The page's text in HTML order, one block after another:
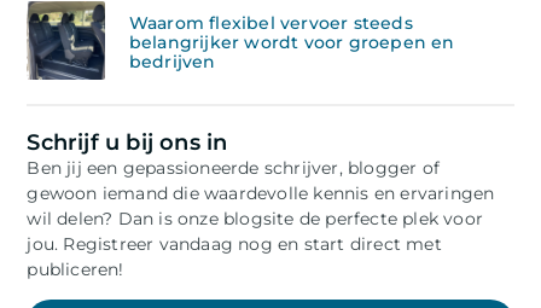
Waarom flexibel vervoer steeds
belangrijker wordt voor groepen en
bedrijven
Schrijf u bij ons in
Ben jij een gepassioneerde schrijver, blogger of
gewoon iemand die waardevolle kennis en ervaringen
wil delen? Dan is onze blogsite de perfecte plek voor
jou. Registreer vandaag nog en start direct met
publiceren!